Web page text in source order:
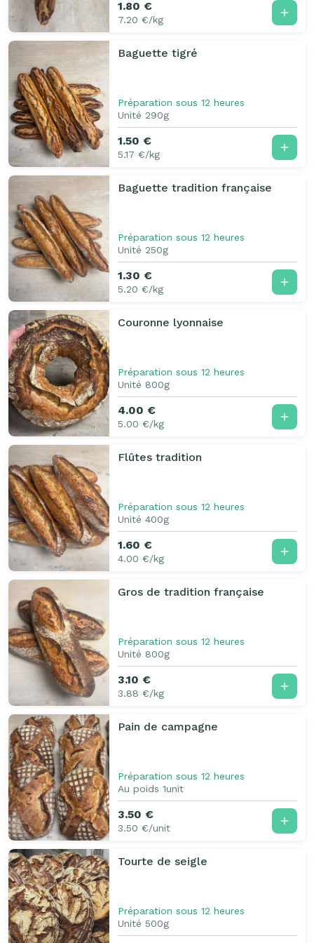
1.80 €
7.20 €/kg
Baguette tigré
Préparation sous 12 heures
Unité 290g
1.50 €
5.17 €/kg
Baguette tradition française
Préparation sous 12 heures
Unité 250g
1.30 €
5.20 €/kg
Couronne lyonnaise
Préparation sous 12 heures
Unité 800g
4.00 €
5.00 €/kg
Flûtes tradition
Préparation sous 12 heures
Unité 400g
1.60 €
4.00 €/kg
Gros de tradition française
Préparation sous 12 heures
Unité 800g
3.10 €
3.88 €/kg
Pain de campagne
Préparation sous 12 heures
Au poids 1unit
3.50 €
3.50 €/unit
Tourte de seigle
Préparation sous 12 heures
Unité 500g